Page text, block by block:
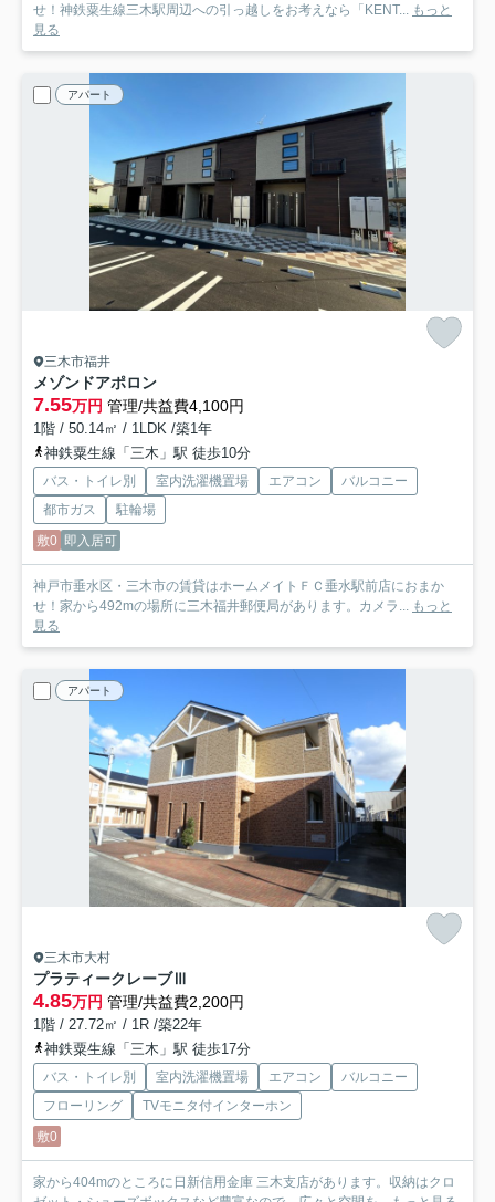
せ！神鉄粟生線三木駅周辺への引っ越しをお考えなら「KENT... もっと
見る
アパート
三木市福井
メゾンドアポロン
7.55万円 管理/共益費4,100円
1階 / 50.14㎡ / 1LDK /築1年
神鉄粟生線「三木」駅 徒歩10分
バス・トイレ別 室内洗濯機置場 エアコン
バルコニー
都市ガス
駐輪場
敷0 即入居可
神戸市垂水区・三木市の賃貸はホームメイトＦＣ垂水駅前店におまか
せ！家から492mの場所に三木福井郵便局があります。カメラ... もっと
見る
アパート
三木市大村
プラティークレーブⅢ
4.85万円 管理/共益費2,200円
1階 / 27.72㎡ / 1R /築22年
神鉄粟生線「三木」駅 徒歩17分
バス・トイレ別 室内洗濯機置場 エアコン
バルコニー
フローリング
TVモニタ付インターホン
敷0
家から404mのところに日新信用金庫 三木支店があります。収納はクロ